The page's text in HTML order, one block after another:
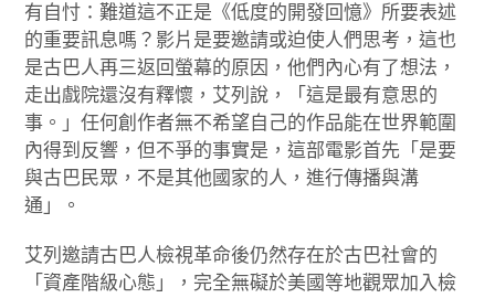
有自忖：難道這不正是《低度的開發回憶》所要表述
的重要訊息嗎？影片是要邀請或迫使人們思考，這也
是古巴人再三返回螢幕的原因，他們內心有了想法，
走出戲院還沒有釋懷，艾列說，「這是最有意思的
事。」任何創作者無不希望自己的作品能在世界範圍
內得到反響，但不爭的事實是，這部電影首先「是要
與古巴民眾，不是其他國家的人，進行傳播與溝
通」。
艾列邀請古巴人檢視革命後仍然存在於古巴社會的
「資產階級心態」，完全無礙於美國等地觀眾加入檢